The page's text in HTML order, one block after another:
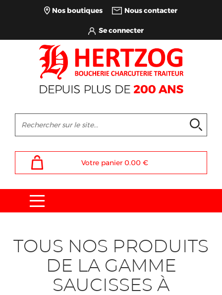
Nos boutiques Nous contacter
Votre panier 0.00 €
TOUS NOS PRODUITS
DE LA GAMME
SAUCISSES À